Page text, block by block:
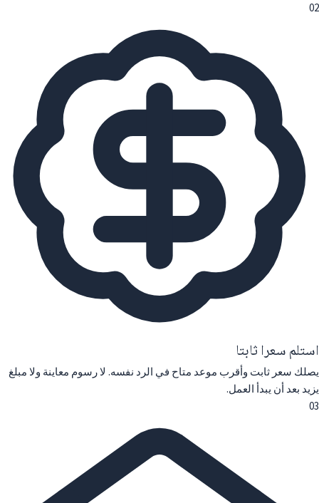
02
استلم سعرا ثابتا
يصلك سعر ثابت وأقرب موعد متاح في الرد نفسه. لا رسوم معاينة ولا مبلغ
يزيد بعد أن يبدأ العمل.
03